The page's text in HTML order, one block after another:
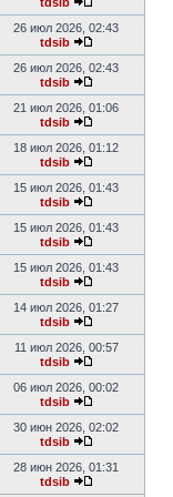
26 июл 2026, 02:43
tdsib
26 июл 2026, 02:43
tdsib
21 июл 2026, 01:06
tdsib
18 июл 2026, 01:12
tdsib
15 июл 2026, 01:43
tdsib
15 июл 2026, 01:43
tdsib
15 июл 2026, 01:43
tdsib
14 июл 2026, 01:27
tdsib
11 июл 2026, 00:57
tdsib
06 июл 2026, 00:02
tdsib
30 июн 2026, 02:02
tdsib
28 июн 2026, 01:31
tdsib